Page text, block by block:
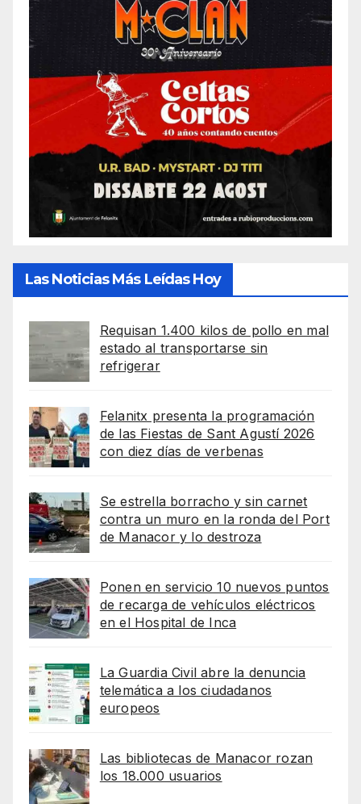
Las Noticias Más Leídas Hoy
Requisan 1.400 kilos de pollo en mal
estado al transportarse sin
refrigerar
Felanitx presenta la programación
de las Fiestas de Sant Agustí 2026
con diez días de verbenas
Se estrella borracho y sin carnet
contra un muro en la ronda del Port
de Manacor y lo destroza
Ponen en servicio 10 nuevos puntos
de recarga de vehículos eléctricos
en el Hospital de Inca
La Guardia Civil abre la denuncia
telemática a los ciudadanos
europeos
Las bibliotecas de Manacor rozan
los 18.000 usuarios